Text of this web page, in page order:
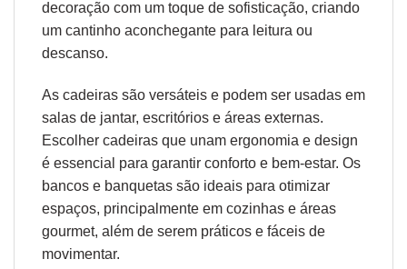
decoração com um toque de sofisticação, criando
um cantinho aconchegante para leitura ou
descanso.
As cadeiras são versáteis e podem ser usadas em
salas de jantar, escritórios e áreas externas.
Escolher cadeiras que unam ergonomia e design
é essencial para garantir conforto e bem-estar. Os
bancos e banquetas são ideais para otimizar
espaços, principalmente em cozinhas e áreas
gourmet, além de serem práticos e fáceis de
movimentar.